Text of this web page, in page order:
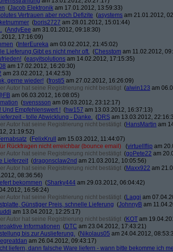
(Jacob Elektronik am 17.01.2012, 13:59:33)
Vertrauen aber noch Defizite (asystems am 21.01.2012,
(boris2727 am 28.01.2012, 15:01:44)
(AndyEee am 31.01.2012, 09:18:30)
17:16:09)
( InterEureka am 03.02.2012, 21:45:02)
Lieferung.Gibt es nicht mehr oft. (Chesstom am 11.02.2012,
(easyitsolutions am 14.02.2012, 17:15:35)
am 17.02.2012, 16:20:30)
am 23.02.2012, 14:42:53)
gerne wieder! (frosti5 am 27.02.2012, 16:26:09)
Autor hat seine Registrierung nicht bestätigt (alwin123 am
am 06.03.2012, 16:08:05)
(svenssson am 09.03.2012, 23:12:17)
Und Empfehlenswert ! (hw157 am 13.03.2012, 16:37:13)
- tolle Abwicklung - Danke. (DRS am 13.03.2012,
Autor hat seine Registrierung nicht bestätigt (HansMartin am
21:19:52)
(FelixKrull
am 15.03.2012, 11:44:07)
Rückfragen nicht erreichbar (bounce email) (virtuellflip am
Autor hat seine Registrierung nicht bestätigt (goPete22 am
Lieferzeit (dragonsclaw2nd am 21.03.2012, 10:05:56)
Autor hat seine Registrierung nicht bestätigt (Maxx922 am
08:36:56)
bekommen (Sharky444 am 29.03.2012, 06:04:42)
16:56:24)
Autor hat seine Registrierung nicht bestätigt (Laggi am
Günstiger Preis, schnelle Lieferung (JohnnyB am
am 13.04.2012, 12:25:17)
Autor hat seine Registrierung nicht bestätigt (KOT am
Informationen (DTC am 23.04.2012, 17:43:21)
bis zur Auslieferung. (Nikolaus05 am 24.04.2012,
am 26.04.2012, 09:43:17)
liefern, dann falsche Ware liefern - wann bitte bekomme ich